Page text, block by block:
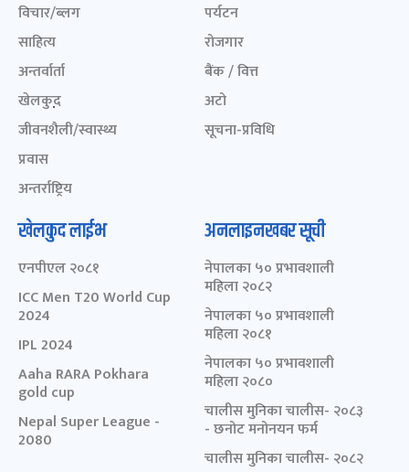
विचार/ब्लग
साहित्य
अन्तर्वार्ता
खेलकुद़़
जीवनशैली/स्वास्थ्य
प्रवास
अन्तर्राष्ट्रिय
पर्यटन
रोजगार
बैंक / वित्त
अटो
सूचना-प्रविधि
खेलकुद लाईभ
एनपीएल २०८१
ICC Men T20 World Cup
2024
IPL 2024
Aaha RARA Pokhara
gold cup
Nepal Super League -
2080
अनलाइनखबर सूची
नेपालका ५० प्रभावशाली
महिला २०८२
नेपालका ५० प्रभावशाली
महिला २०८१
नेपालका ५० प्रभावशाली
महिला २०८०
चालीस मुनिका चालीस- २०८३
- छनोट मनोनयन फर्म
चालीस मुनिका चालीस- २०८२